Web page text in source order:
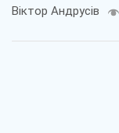
Віктор Андрусів